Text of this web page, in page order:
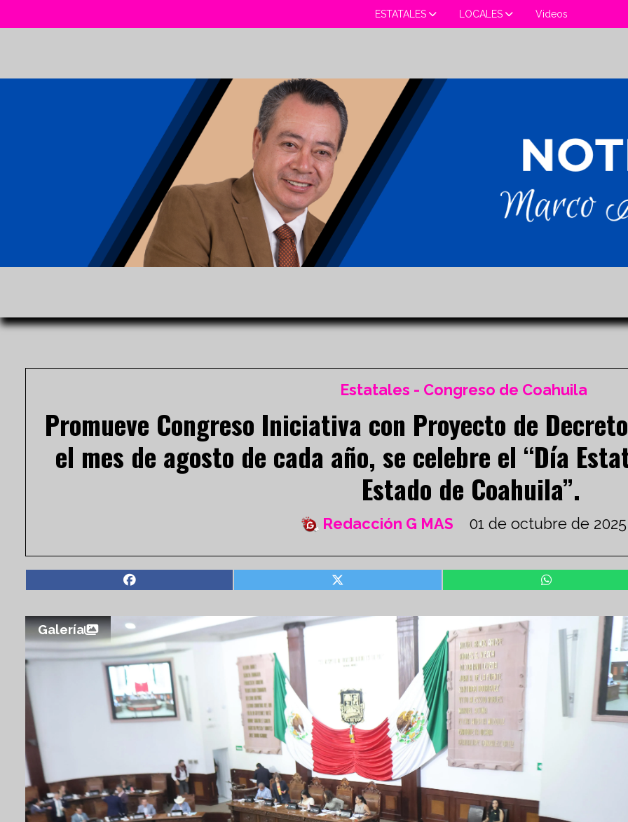
ESTATALES LOCALES Videos
Promueve Congreso Iniciativa con Proyecto de
el mes de agosto de cada año, se celebre el “Día
Estado de Coahuila”.
Estatales - Congreso de Coahuila
01 de octubre de 2025
Redacción G MAS
Galería